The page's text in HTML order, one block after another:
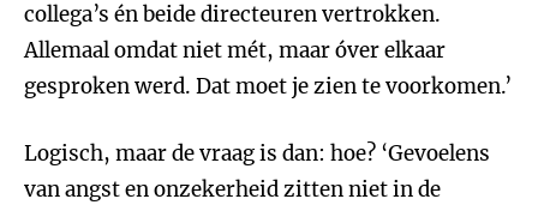
collega’s én beide directeuren vertrokken.
Allemaal omdat niet mét, maar óver elkaar
gesproken werd. Dat moet je zien te voorkomen.’
Logisch, maar de vraag is dan: hoe? ‘Gevoelens
van angst en onzekerheid zitten niet in de